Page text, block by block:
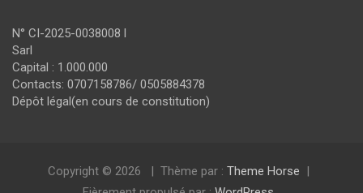
N° CI-2025-0038008 l
Sarl
Capital : 1.000.000
Contacts: 0707158786/ 0505884378
Dépôt légal(en cours de constitution)
Copyright © 2026 Thème par : Theme Horse